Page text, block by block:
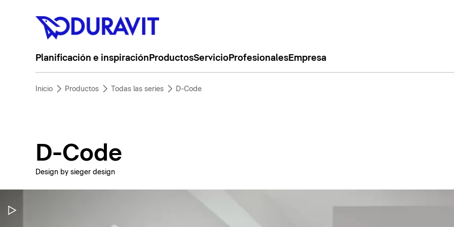
Planificación e inspiración ProductosServicioProfesionalesEmpresa
Inicio Productos Todas las series D-Code
D-Code
Design by sieger design
Pausar vídeo